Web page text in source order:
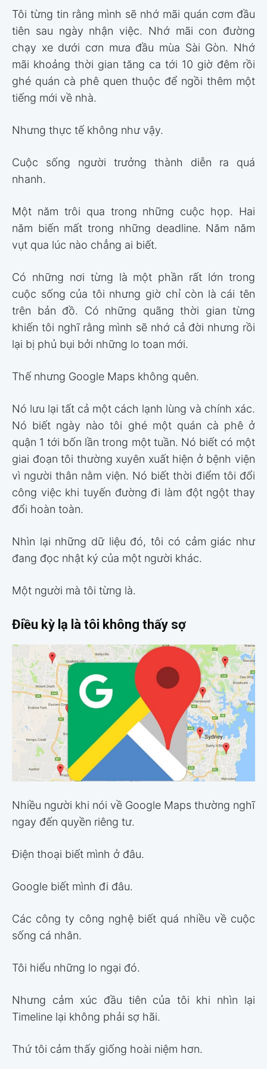
Tôi từng tin rằng mình sẽ nhớ mãi quán cơm đầu
tiên sau ngày nhận việc. Nhớ mãi con đường
chạy xe dưới cơn mưa đầu mùa Sài Gòn. Nhớ
mãi khoảng thời gian tăng ca tới 10 giờ đêm rồi
ghé quán cà phê quen thuộc để ngồi thêm một
tiếng mới về nhà.
Nhưng thực tế không như vậy.
Cuộc sống người trưởng thành diễn ra quá
nhanh.
Một năm trôi qua trong những cuộc họp. Hai
năm biến mất trong những deadline. Năm năm
vụt qua lúc nào chẳng ai biết.
Có những nơi từng là một phần rất lớn trong
cuộc sống của tôi nhưng giờ chỉ còn là cái tên
trên bản đồ. Có những quãng thời gian từng
khiến tôi nghĩ rằng mình sẽ nhớ cả đời nhưng rồi
lại bị phủ bụi bởi những lo toan mới.
Thế nhưng Google Maps không quên.
Nó lưu lại tất cả một cách lạnh lùng và chính xác.
Nó biết ngày nào tôi ghé một quán cà phê ở
quận 1 tới bốn lần trong một tuần. Nó biết có một
giai đoạn tôi thường xuyên xuất hiện ở bệnh viện
vì người thân nằm viện. Nó biết thời điểm tôi đổi
công việc khi tuyến đường đi làm đột ngột thay
đổi hoàn toàn.
Nhìn lại những dữ liệu đó, tôi có cảm giác như
đang đọc nhật ký của một người khác.
Một người mà tôi từng là.
Điều kỳ lạ là tôi không thấy sợ
Nhiều người khi nói về Google Maps thường nghĩ
ngay đến quyền riêng tư.
Điện thoại biết mình ở đâu.
Google biết mình đi đâu.
Các công ty công nghệ biết quá nhiều về cuộc
sống cá nhân.
Tôi hiểu những lo ngại đó.
Nhưng cảm xúc đầu tiên của tôi khi nhìn lại
Timeline lại không phải sợ hãi.
Thứ tôi cảm thấy giống hoài niệm hơn.